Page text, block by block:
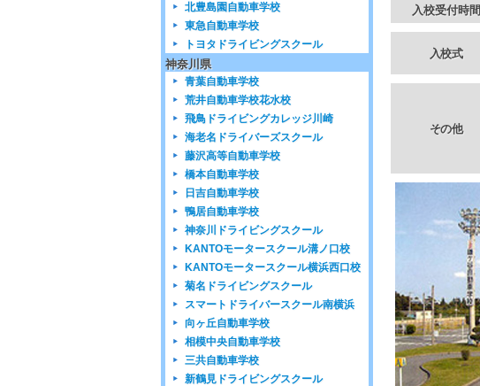
入校受付時間
入校式
その他
北豊島園自動車学校
東急自動車学校
トヨタドライビングスクール
神奈川県
青葉自動車学校
荒井自動車学校花水校
飛鳥ドライビングカレッジ川崎
海老名ドライバーズスクール
藤沢高等自動車学校
橋本自動車学校
日吉自動車学校
鴨居自動車学校
神奈川ドライビングスクール
KANTOモータースクール溝ノ口校
KANTOモータースクール横浜西口校
菊名ドライビングスクール
スマートドライバースクール南横浜
向ヶ丘自動車学校
相模中央自動車学校
三共自動車学校
新鶴見ドライビングスクール